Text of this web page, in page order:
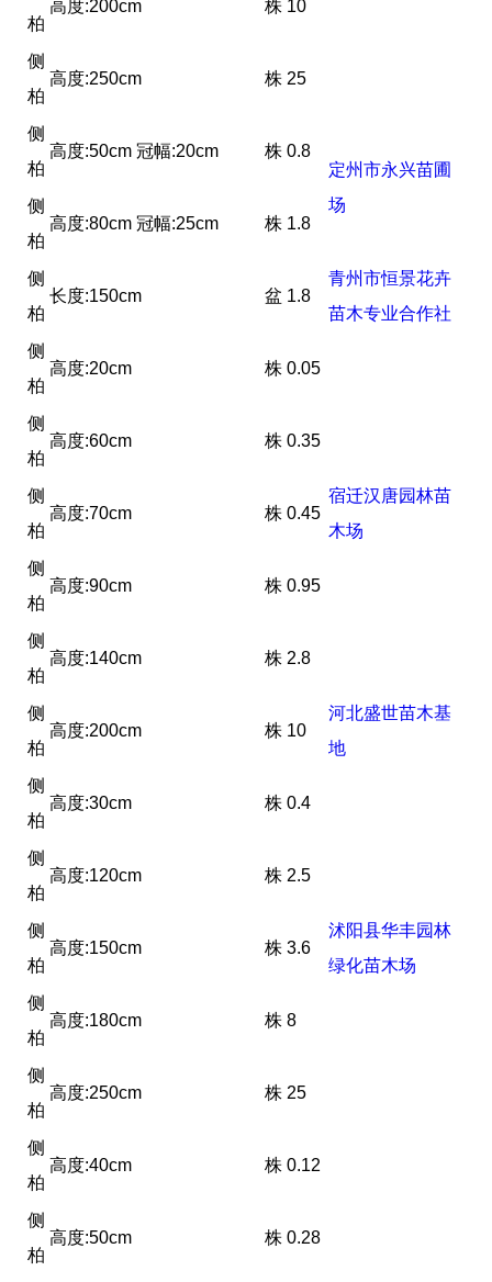
柏
高度:200cm 株 10
侧
柏
高度:250cm 株 25
侧
柏
高度:50cm 冠幅:20cm 株 0.8
定州市永兴苗圃
场
侧
柏
高度:80cm 冠幅:25cm 株 1.8
侧
柏
长度:150cm 盆 1.8
青州市恒景花卉
苗木专业合作社
侧
柏
高度:20cm 株 0.05
宿迁汉唐园林苗
木场
侧
柏
高度:60cm 株 0.35
侧
柏
高度:70cm 株 0.45
侧
柏
高度:90cm 株 0.95
侧
柏
高度:140cm 株 2.8
侧
柏
高度:200cm 株 10
河北盛世苗木基
地
侧
柏
高度:30cm 株 0.4
沭阳县华丰园林
绿化苗木场
侧
柏
高度:120cm 株 2.5
侧
柏
高度:150cm 株 3.6
侧
柏
高度:180cm 株 8
侧
柏
高度:250cm 株 25
侧
柏
高度:40cm 株 0.12
侧
柏
高度:50cm 株 0.28